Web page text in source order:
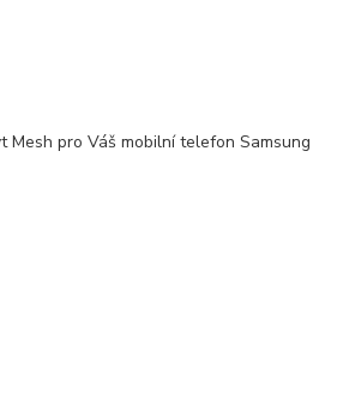
Mesh pro Váš mobilní telefon Samsung